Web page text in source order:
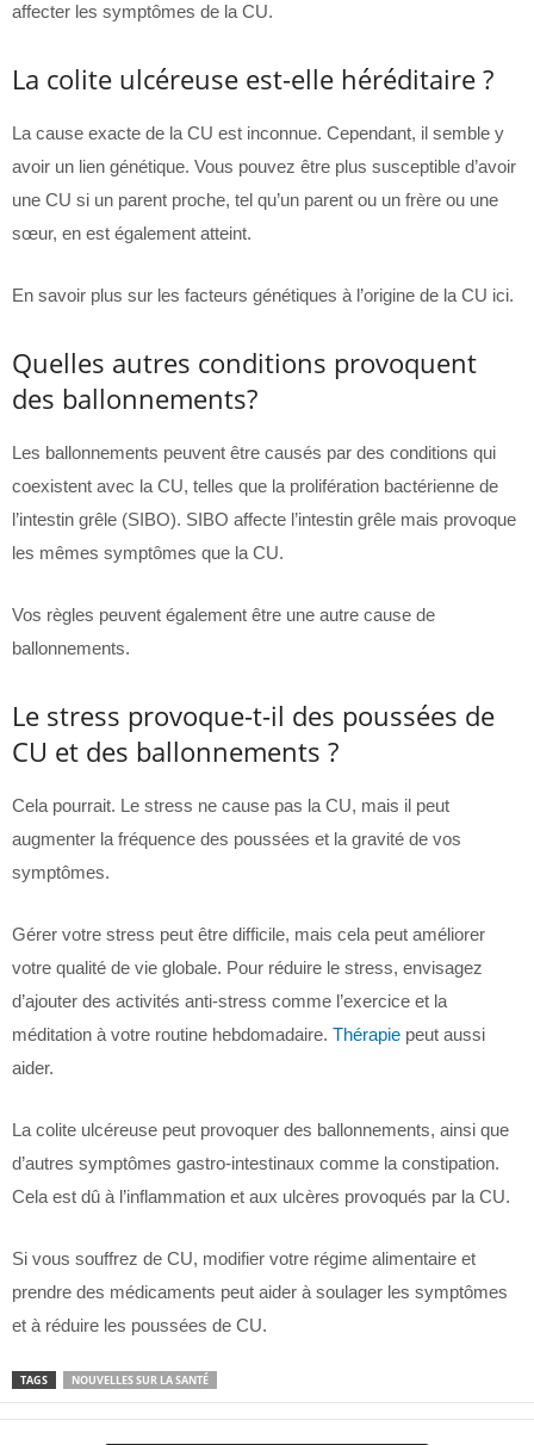
affecter les symptômes de la CU.
La colite ulcéreuse est-elle héréditaire ?
La cause exacte de la CU est inconnue. Cependant, il semble y
avoir un lien génétique. Vous pouvez être plus susceptible d’avoir
une CU si un parent proche, tel qu’un parent ou un frère ou une
sœur, en est également atteint.
En savoir plus sur les facteurs génétiques à l’origine de la CU ici.
Quelles autres conditions provoquent
des ballonnements?
Les ballonnements peuvent être causés par des conditions qui
coexistent avec la CU, telles que la prolifération bactérienne de
l’intestin grêle (SIBO). SIBO affecte l’intestin grêle mais provoque
les mêmes symptômes que la CU.
Vos règles peuvent également être une autre cause de
ballonnements.
Le stress provoque-t-il des poussées de
CU et des ballonnements ?
Cela pourrait. Le stress ne cause pas la CU, mais il peut
augmenter la fréquence des poussées et la gravité de vos
symptômes.
Gérer votre stress peut être difficile, mais cela peut améliorer
votre qualité de vie globale. Pour réduire le stress, envisagez
d’ajouter des activités anti-stress comme l’exercice et la
méditation à votre routine hebdomadaire. Thérapie peut aussi
aider.
La colite ulcéreuse peut provoquer des ballonnements, ainsi que
d’autres symptômes gastro-intestinaux comme la constipation.
Cela est dû à l’inflammation et aux ulcères provoqués par la CU.
Si vous souffrez de CU, modifier votre régime alimentaire et
prendre des médicaments peut aider à soulager les symptômes
et à réduire les poussées de CU.
TAGS NOUVELLES SUR LA SANTÉ